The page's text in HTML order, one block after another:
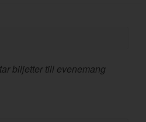
biljetter till evenemang